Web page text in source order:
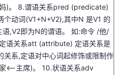
)。 8.谓语关系pred (predicate)
个动词(V1+N+V2),其中N 是V1 的
语,V2即为N的谓语。 如:命令 /他/
语关系att (attribute) 定语关系是
关系,定语对中心词起修饰或限制作
<–主席)。 10.状语关系adv